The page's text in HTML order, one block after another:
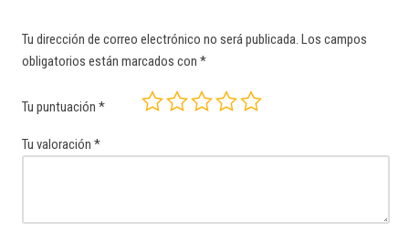
Tu dirección de correo electrónico no será publicada. Los campos
obligatorios están marcados con *
Tu puntuación *
Tu valoración *